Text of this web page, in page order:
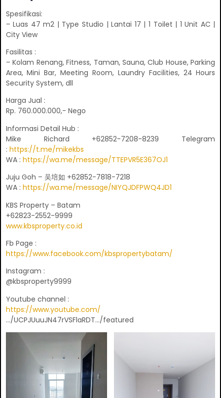
Spesifikasi:
– Luas 47 m2 | Type Studio | Lantai 17 | 1 Toilet | 1 Unit AC |
City View
Fasilitas :
– Kolam Renang, Fitness, Taman, Sauna, Club House, Parking
Area, Mini Bar, Meeting Room, Laundry Facilities, 24 Hours
Security System, dll
Harga Jual :
Rp. 760.000.000,- Nego
Informasi Detail Hub :
Mike Richard +62852-7208-8239 Telegram
: https://t.me/mikekbs
WA : https://wa.me/message/TTEPVR5E367OJ1
Juju Goh – 吴培如 +62852-7818-7218
WA : https://wa.me/message/NIYQJDFPWQ4JD1
KBS Property – Batam
+62823-2552-9999
www.kbsproperty.co.id
Fb Page :
https://www.facebook.com/kbspropertybatam/
Instagram :
@kbsproperty9999
Youtube channel :
https://www.youtube.com/
…/UCPJUuuJN47rVSFlaRDT…/featured